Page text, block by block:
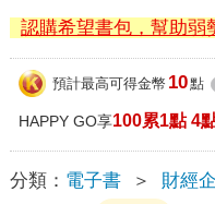
認購希望書包，幫助弱
預計最高可得金幣 10點
HAPPY GO享100累1點 4
分類： 電子書 ＞ 財經